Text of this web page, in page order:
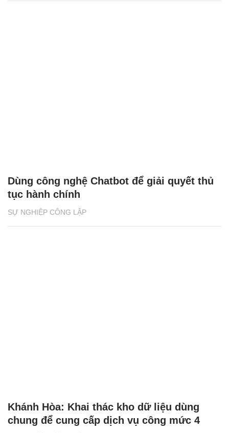
SỰ NGHIỆP CÔNG LẬP
Dùng công nghệ Chatbot để giải quyết thủ
tục hành chính
Khánh Hòa: Khai thác kho dữ liệu dùng
chung để cung cấp dịch vụ công mức 4